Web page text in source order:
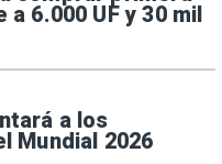
6.000 UF y 30 mil
a los
Mundial 2026